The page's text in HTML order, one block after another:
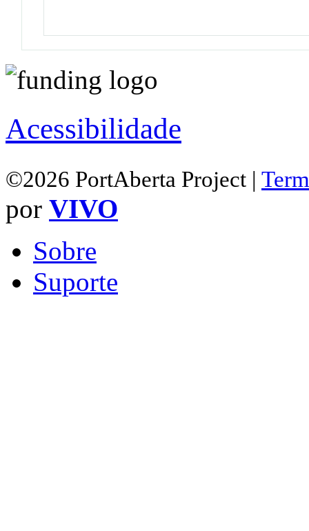
Acessibilidade
©2026 PortAberta Project |
por VIVO
Sobre
Suporte